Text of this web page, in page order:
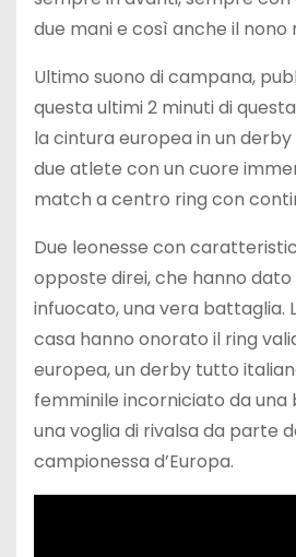
due mani e così anche il nono
Ultimo suono di campana,
questa ultimi 2 minuti di
la cintura europea in un
due atlete con un cuore
match a centro ring con
Due leonesse con
opposte direi, che hanno
infuocato, una vera battaglia.
casa hanno onorato il ring
europea, un derby tutto
femminile incorniciato da una
una voglia di rivalsa da parte
campionessa d’Europa.